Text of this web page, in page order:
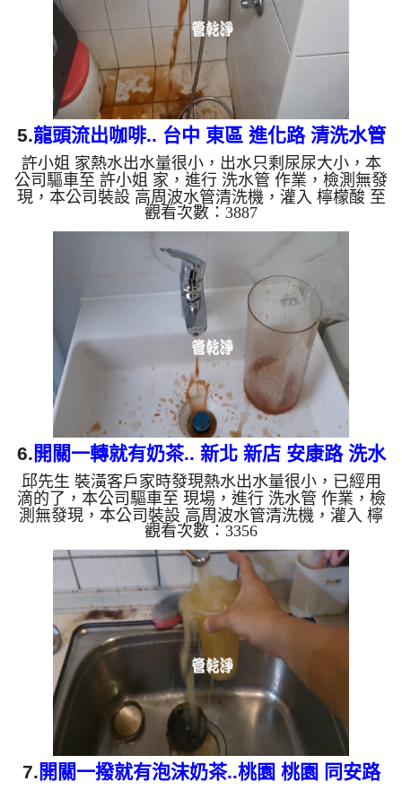
如是藍色的水，是因為...
5.龍頭流出咖啡.. 台中 東區 進化路 清洗水管
許小姐 家熱水出水量很小，出水只剩尿尿大小，本
公司驅車至 許小姐 家，進行 洗水管 作業，檢測無發
現，本公司裝設 高周波水管清洗機，灌入 檸檬酸 至
水管，等了約15分，開啟 水管清洗機 ，啟動 螺旋
波 模式，一洗就出黃色髒水，一下變成了咖啡，看
起來像是咖啡，二個多小時後，出水量恢復了。 如
是自來水，如水管老化，會產生鐵鏽跟泥沙堆積，洗
出來的水就會是咖啡色，地下水含有氧化錳，管壁上
會結成黑色管垢，洗出來的水會跟石油一樣黑，有些
洗出綠色的水，是因為裡面有銅的物質，生鏽產生銅
綠，如是藍色的水，是...
觀看次數：3887
6. 開關一轉就有奶茶.. 新北 新店 安康路 洗水
管
邱先生 裝潢客戶家時發現熱水出水量很小，已經用
滴的了，本公司驅車至 現場，進行 洗水管 作業，檢
測無發現，本公司裝設 高周波水管清洗機，灌入 檸
檬酸 至水管，等了約15分，開啟 水管清洗機 ，啟動
螺旋波 模式，一洗就出黃棕色髒水，看起來像是奶
茶，二個多小時後，出水量恢復了。 如是自來水，
如水管老化，會產生鐵鏽跟泥沙堆積，洗出來的水就
會是咖啡色，地下水含有氧化錳，管壁上會結成黑色
管垢，洗出來的水會跟石油一樣黑，有些洗出綠色的
水，是因為裡面有銅的物質，生鏽產生銅綠，如是藍
色的水，是因為水龍頭...
觀看次數：3356
7. 開關一撥就有泡沫奶茶..桃園 桃園 同安路